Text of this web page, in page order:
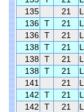
135
21
136 T 21
136 T 21
138 T 21
138 T 21
138 T 21
141
21
142
T 21
142
T 21